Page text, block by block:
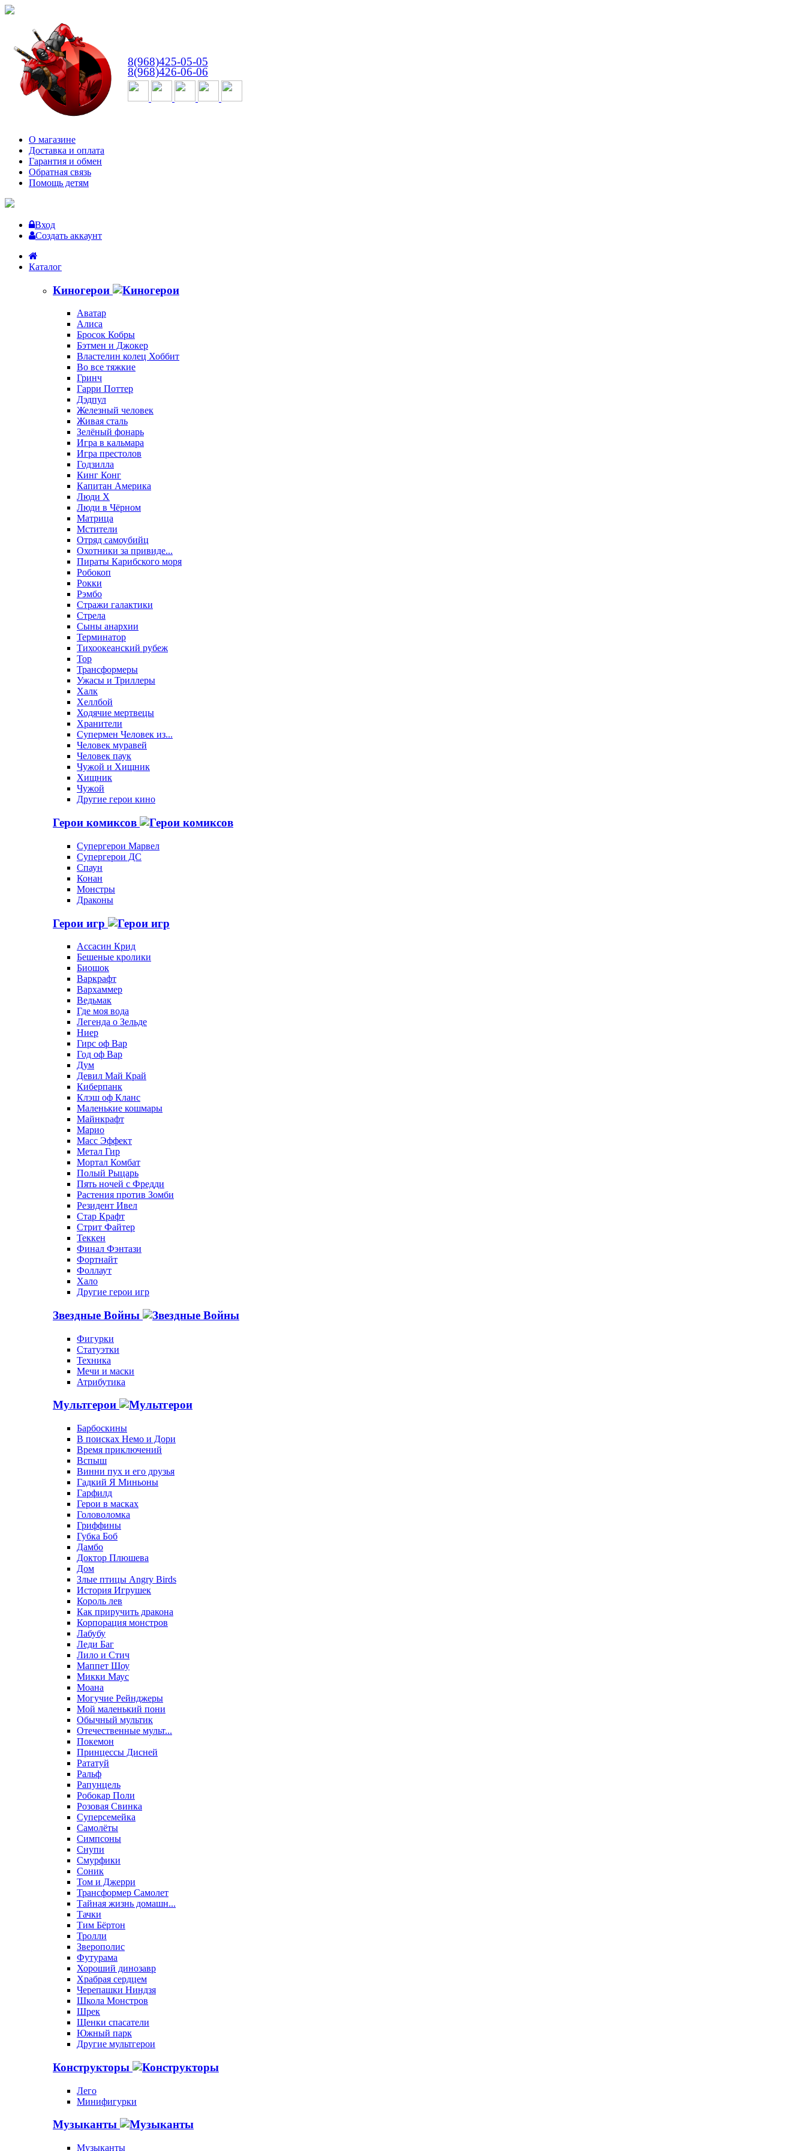
8(968)425-05-05
8(968)426-06-06
О магазине
Доставка и оплата
Гарантия и обмен
Обратная связь
Помощь детям
Вход
Создать аккаунт
Каталог
Киногерои
Аватар
Алиса
Бросок Кобры
Бэтмен и Джокер
Властелин колец Хоббит
Во все тяжкие
Гринч
Гарри Поттер
Дэдпул
Железный человек
Живая сталь
Зелёный фонарь
Игра в кальмара
Игра престолов
Годзилла
Кинг Конг
Капитан Америка
Люди X
Люди в Чёрном
Матрица
Мстители
Отряд самоубийц
Охотники за привиде...
Пираты Карибского моря
Робокоп
Рокки
Рэмбо
Стражи галактики
Стрела
Сыны анархии
Терминатор
Тихоокеанский рубеж
Тор
Трансформеры
Ужасы и Триллеры
Халк
Хеллбой
Ходячие мертвецы
Хранители
Супермен Человек из...
Человек муравей
Человек паук
Чужой и Хищник
Хищник
Чужой
Другие герои кино
Герои комиксов
Супергерои Марвел
Супергерои ДС
Спаун
Конан
Монстры
Драконы
Герои игр
Ассасин Крид
Бешеные кролики
Биошок
Варкрафт
Вархаммер
Ведьмак
Где моя вода
Легенда о Зельде
Ниер
Гирс оф Вар
Год оф Вар
Дум
Девил Май Край
Киберпанк
Клэш оф Кланс
Маленькие кошмары
Майнкрафт
Марио
Масс Эффект
Метал Гир
Мортал Комбат
Полый Рыцарь
Пять ночей с Фредди
Растения против Зомби
Резидент Ивел
Стар Крафт
Стрит Файтер
Теккен
Финал Фэнтази
Фортнайт
Фоллаут
Хало
Другие герои игр
Звездные Войны
Фигурки
Статуэтки
Техника
Мечи и маски
Атрибутика
Мультгерои
Барбоскины
В поисках Немо и Дори
Время приключений
Вспыш
Винни пух и его друзья
Гадкий Я Миньоны
Гарфилд
Герои в масках
Головоломка
Гриффины
Губка Боб
Дамбо
Доктор Плюшева
Дом
Злые птицы Angry Birds
История Игрушек
Король лев
Как приручить дракона
Корпорация монстров
Лабубу
Леди Баг
Лило и Стич
Маппет Шоу
Микки Маус
Моана
Могучие Рейнджеры
Мой маленький пони
Обычный мультик
Отечественные мульт...
Покемон
Принцессы Дисней
Рататуй
Ральф
Рапунцель
Робокар Поли
Розовая Свинка
Суперсемейка
Самолёты
Симпсоны
Снупи
Смурфики
Соник
Том и Джерри
Трансформер Самолет
Тайная жизнь домашн...
Тачки
Тим Бёртон
Тролли
Зверополис
Футурама
Хороший динозавр
Храбрая сердцем
Черепашки Ниндзя
Школа Монстров
Шрек
Щенки спасатели
Южный парк
Другие мультгерои
Конструкторы
Лего
Минифигурки
Музыканты
Музыканты